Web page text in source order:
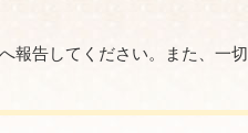
報告してください。また、一